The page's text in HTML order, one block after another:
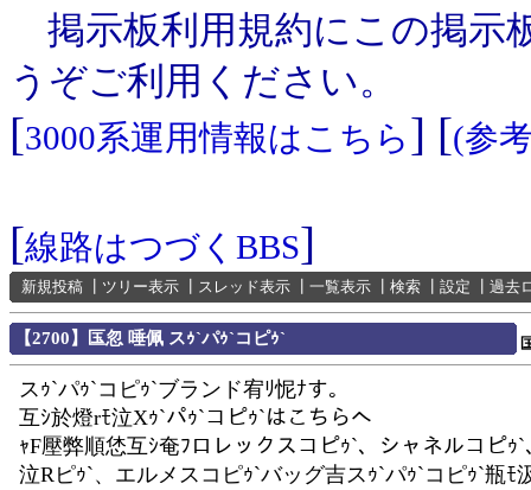
掲示板利用規約にこの掲示
うぞご利用ください。
[3000系運用情報はこちら] [(参
[線路はつづくBBS]
新規投稿 ツリー表示 スレッド表示 一覧表示 検索 設定 過去
【2700】匤忽 唾佩 スｩ`パｩ`コピｩ`
スｩ`パｩ`コピｩ`ブランド宥ﾘ怩ﾅす。
互ｼ於燈rﾓ泣Xｩ`パｩ`コピｩ`はこちらへ
ｬF壓弊順恷互ｼ奄ﾌロレックスコピｩ`、シャネルコピｩ
泣Rピｩ`、エルメスコピｩ`バッグ吉スｩ`パｩ`コピｩ`瓶ﾓ